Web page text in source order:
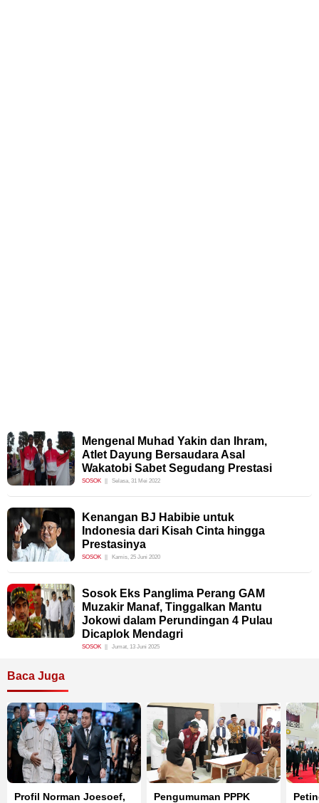
Mengenal Muhad Yakin dan Ihram,
Atlet Dayung Bersaudara Asal
Wakatobi Sabet Segudang Prestasi
SOSOK Selasa, 31 Mei 2022
Kenangan BJ Habibie untuk
Indonesia dari Kisah Cinta hingga
Prestasinya
SOSOK Kamis, 25 Juni 2020
Sosok Eks Panglima Perang GAM
Muzakir Manaf, Tinggalkan Mantu
Jokowi dalam Perundingan 4 Pulau
Dicaplok Mendagri
SOSOK Jumat, 13 Juni 2025
Baca Juga
Profil Norman Joesoef, Pengumuman PPPK